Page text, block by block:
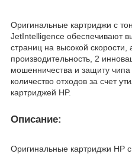
Оригинальные картриджи с
JetIntelligence обеспечивают
страниц на высокой скорости,
производительность, 2
мошенничества и защиту
количество отходов за счет
картриджей HP.
Описание:
Оригинальные картриджи HP